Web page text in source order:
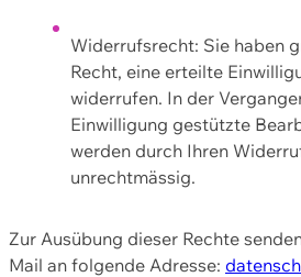
Widerrufsrecht: Sie haben
Recht, eine erteilte
widerrufen. In der
Einwilligung gestützte
werden durch Ihren
unrechtmässig.
Zur Ausübung dieser Rechte
Mail an folgende Adresse: